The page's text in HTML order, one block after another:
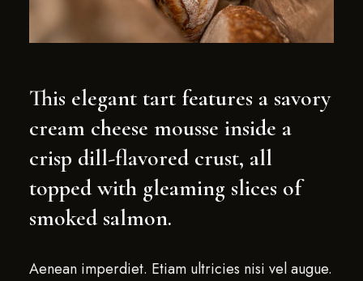
This elegant tart features a savory
cream cheese mousse inside a
crisp dill-flavored crust, all
topped with gleaming slices of
smoked salmon.
Aenean imperdiet. Etiam ultricies nisi vel augue.